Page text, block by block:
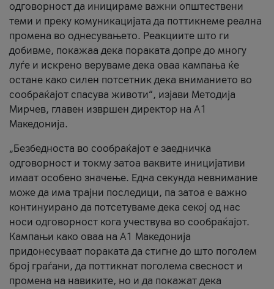
одговорност да иницираме важни општествени
теми и преку комуникацијата да поттикнеме реална
промена во однесувањето. Реакциите што ги
добивме, покажаа дека пораката допре до многу
луѓе и искрено веруваме дека оваа кампања ќе
остане како силен потсетник дека вниманието во
сообраќајот спасува животи“, изјави Методија
Мирчев, главен извршен директор на А1
Македонија.
„Безбедноста во сообраќајот е заедничка
одговорност и токму затоа ваквите иницијативи
имаат особено значење. Една секунда невнимание
може да има трајни последици, па затоа е важно
континуирано да потсетуваме дека секој од нас
носи одговорност кога учествува во сообраќајот.
Кампањи како оваа на A1 Македонија
придонесуваат пораката да стигне до што поголем
број граѓани, да поттикнат поголема свесност и
промена на навиките, но и да покажат дека